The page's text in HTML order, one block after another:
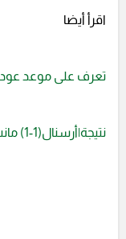
اقرأ أيضا
تعرف على موعد
نتيجة|أرسنال(1-1) مانشستر سيتي.. الدوري الإنجليزي الممتاز